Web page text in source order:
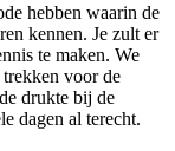
hebben waarin de
kennen. Je zult er
te maken. We
voor de
drukte bij de
dagen al terecht.